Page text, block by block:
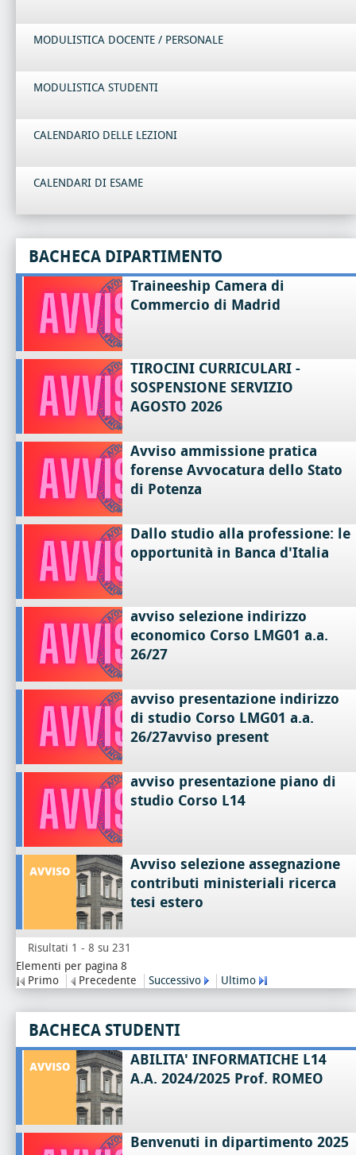
MODULISTICA DOCENTE / PERSONALE
MODULISTICA STUDENTI
CALENDARIO DELLE LEZIONI
CALENDARI DI ESAME
BACHECA DIPARTIMENTO
Traineeship Camera di
Commercio di Madrid
TIROCINI CURRICULARI -
SOSPENSIONE SERVIZIO
AGOSTO 2026
Avviso ammissione pratica
forense Avvocatura dello Stato
di Potenza
Dallo studio alla professione: le
opportunità in Banca d'Italia
avviso selezione indirizzo
economico Corso LMG01 a.a.
26/27
avviso presentazione indirizzo
di studio Corso LMG01 a.a.
26/27avviso present
avviso presentazione piano di
studio Corso L14
Avviso selezione assegnazione
contributi ministeriali ricerca
tesi estero
Risultati 1 - 8 su 231
Elementi per pagina 8
Primo
Precedente Successivo Ultimo
BACHECA STUDENTI
ABILITA' INFORMATICHE L14
A.A. 2024/2025 Prof. ROMEO
Benvenuti in dipartimento 2025